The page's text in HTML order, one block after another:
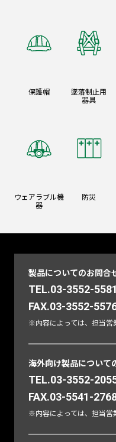
保護帽
墜落制止用
器具
ウェアラブル機
器
防災
製品についてのお問合
TEL.03-3552-5581
FAX.03-3552-
※内容によっては、担当営
海外向け製品について
TEL.03-3552-
FAX.03-5541-
※内容によっては、担当営